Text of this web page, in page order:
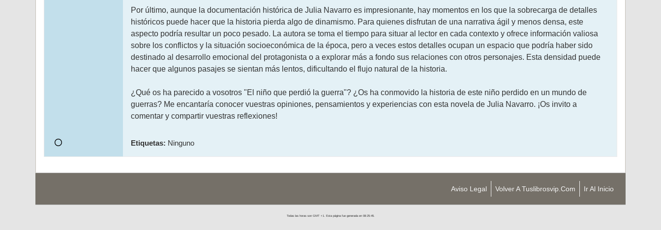
Por último, aunque la documentación histórica de Julia Navarro es impresionante, hay momentos en los que la sobrecarga de detalles
históricos puede hacer que la historia pierda algo de dinamismo. Para quienes disfrutan de una narrativa ágil y menos densa, este
aspecto podría resultar un poco pesado. La autora se toma el tiempo para situar al lector en cada contexto y ofrece información valiosa
sobre los conflictos y la situación socioeconómica de la época, pero a veces estos detalles ocupan un espacio que podría haber sido
destinado al desarrollo emocional del protagonista o a explorar más a fondo sus relaciones con otros personajes. Esta densidad puede
hacer que algunos pasajes se sientan más lentos, dificultando el flujo natural de la historia.
¿Qué os ha parecido a vosotros "El niño que perdió la guerra"? ¿Os ha conmovido la historia de este niño perdido en un mundo de
guerras? Me encantaría conocer vuestras opiniones, pensamientos y experiencias con esta novela de Julia Navarro. ¡Os invito a
comentar y compartir vuestras reflexiones!
Etiquetas: Ninguno
Aviso Legal Volver A Tuslibrosvip.com Ir Al Inicio
Todas las horas son GMT +1. Esta página fue generada en 08:25:45.